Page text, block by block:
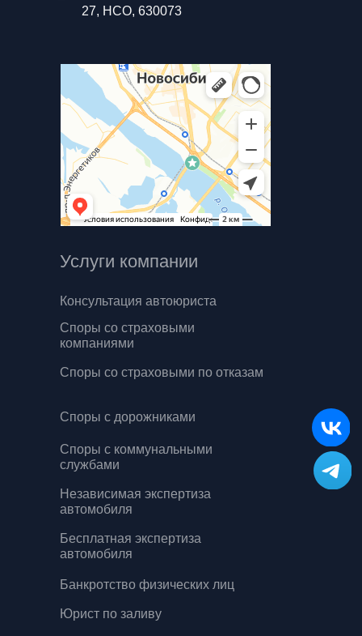
Услуги компании
Консультация автоюриста
27, НСО, 630073
Споры со страховыми
компаниями
Споры со страховыми по отказам
Споры с дорожниками
Споры с коммунальными
службами
Независимая экспертиза
автомобиля
Бесплатная экспертиза
автомобиля
Банкротство физических лиц
Юрист по заливу